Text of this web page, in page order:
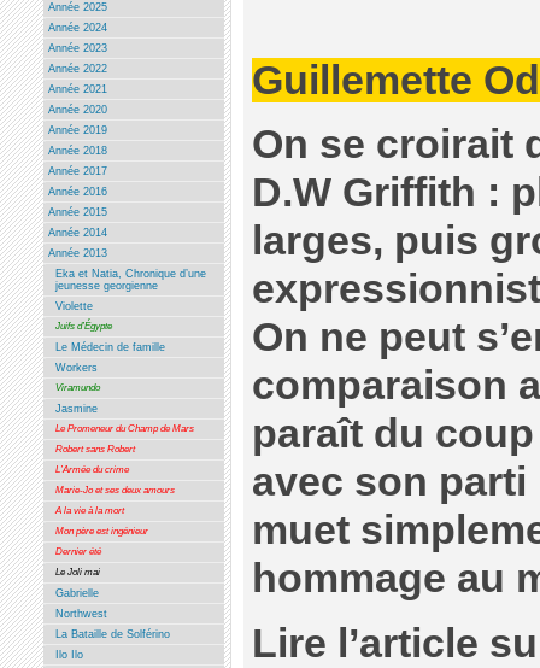
Guillemette
On se croirait
D.W Griffith :
larges, puis
On ne peut
comparaison
paraît du
avec son
muet
hommage au
Lire l’article
Année 2025
Année 2024
Année 2023
Année 2022
Année 2021
Année 2020
Année 2019
Année 2018
Année 2017
Année 2016
Année 2015
Année 2014
Année 2013
Eka et Natia, Chronique d’une
jeunesse georgienne
Violette
Juifs d’Égypte
Le Médecin de famille
Workers
Viramundo
Jasmine
Le Promeneur du Champ de Mars
Robert sans Robert
L’Armée du crime
Marie-Jo et ses deux amours
A la vie à la mort
Mon père est ingénieur
Dernier été
Le Joli mai
Gabrielle
Northwest
La Bataille de Solférino
Ilo Ilo